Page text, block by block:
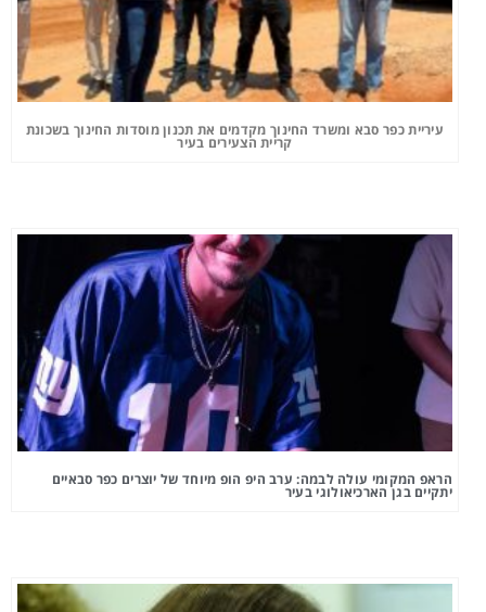
עיריית כפר סבא ומשרד החינוך מקדמים את תכנון מוסדות החינוך בשכונת
קריית הצעירים בעיר
הראפ המקומי עולה לבמה: ערב היפ הופ מיוחד של יוצרים כפר סבאיים
יתקיים בגן הארכיאולוגי בעיר